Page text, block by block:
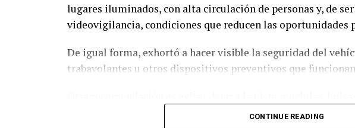
lugares iluminados, con alta circulación de personas y, de
videovigilancia, condiciones que reducen las oportunidades
De igual forma, exhortó a hacer visible la seguridad del
trabavolantes u otros dispositivos preventivos que
objetos de valor, ya que suelen convertirse en un incentivo
CONTINUE READING